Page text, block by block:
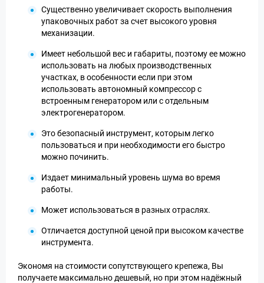
Существенно увеличивает скорость выполнения
упаковочных работ за счет высокого уровня
механизации.
Имеет небольшой вес и габариты, поэтому ее можно
использовать на любых производственных
участках, в особенности если при этом
использовать автономный компрессор с
встроенным генератором или с отдельным
электрогенератором.
Это безопасный инструмент, которым легко
пользоваться и при необходимости его быстро
можно починить.
Издает минимальный уровень шума во время
работы.
Может использоваться в разных отраслях.
Отличается доступной ценой при высоком качестве
инструмента.
Экономя на стоимости сопутствующего крепежа, Вы
получаете максимально дешевый, но при этом надёжный